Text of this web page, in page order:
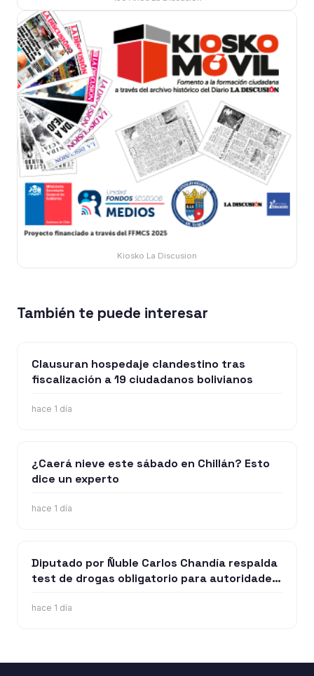
Kiosko La Discusion
También te puede interesar
Clausuran hospedaje clandestino tras
fiscalización a 19 ciudadanos bolivianos
hace 1 día
¿Caerá nieve este sábado en Chillán? Esto
dice un experto
hace 1 día
Diputado por Ñuble Carlos Chandía respalda
test de drogas obligatorio para autoridades
hace 1 día